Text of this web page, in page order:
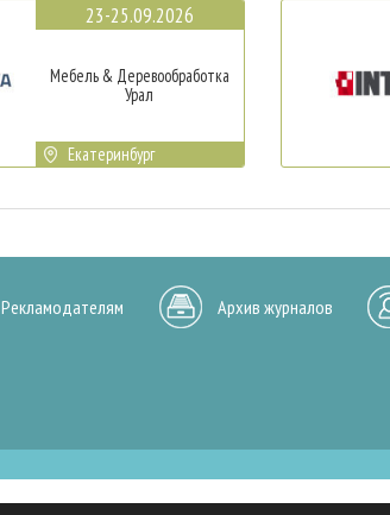
23-25.09.2026
Мебель & Деревообработка
Урал
Екатеринбург
Рекламодателям Архив журналов